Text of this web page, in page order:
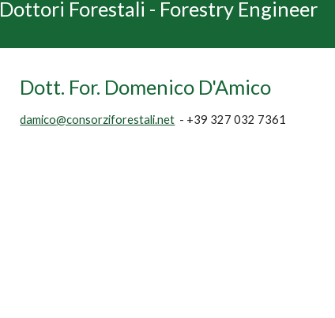
Dottori Forestali - Forestry Engineer
Dott. For. Domenico D'Amico
damico@consorziforestali.net - +39 327 032 7361